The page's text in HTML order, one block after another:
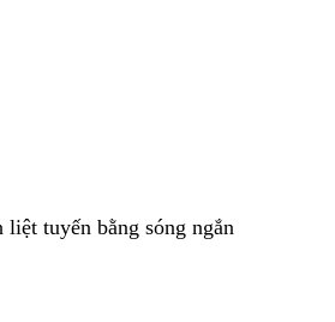
tuyến bằng sóng ngắn